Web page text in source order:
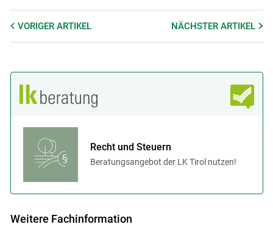
VORIGER ARTIKEL NÄCHSTERARTIKEL
Recht und Steuern
Beratungsangebot der LK Tirol nutzen!
Weitere Fachinformation